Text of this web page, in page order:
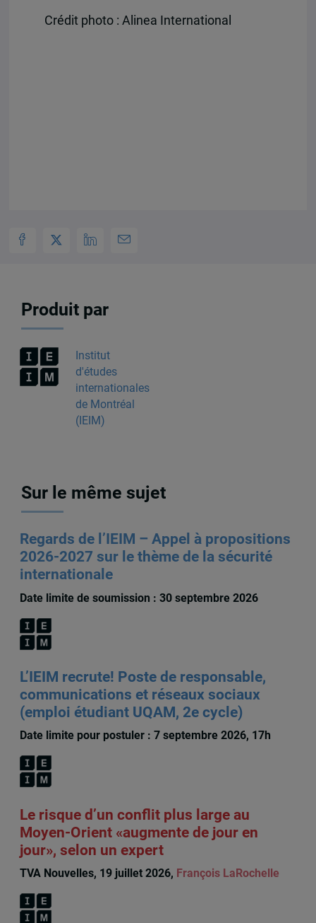
Crédit photo : Alinea International
Produit par
Institut
d'études
internationales
de Montréal
(IEIM)
Sur le même sujet
Regards de l’IEIM – Appel à propositions
2026-2027 sur le thème de la sécurité
internationale
Date limite de soumission : 30 septembre 2026
L’IEIM recrute! Poste de responsable,
communications et réseaux sociaux
(emploi étudiant UQAM, 2e cycle)
Date limite pour postuler : 7 septembre 2026, 17h
Le risque d’un conflit plus large au
Moyen-Orient «augmente de jour en
jour», selon un expert
TVA Nouvelles, 19 juillet 2026, François LaRochelle